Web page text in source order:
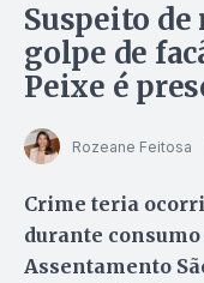
Suspeito
golpe de
Peixe é
Rozeane Feitosa
Crime teria
durante
Assentamento